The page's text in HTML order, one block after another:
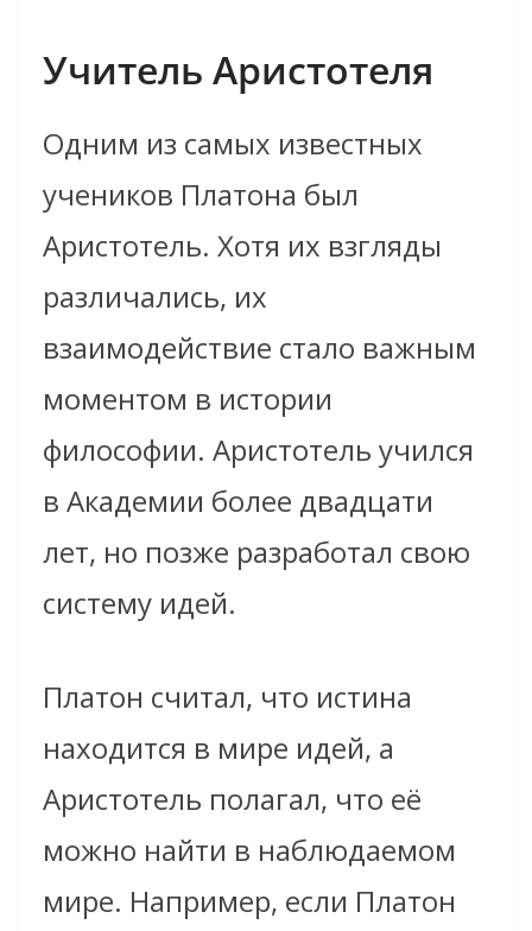
Учитель Аристотеля
Одним из самых известных
учеников Платона был
Аристотель. Хотя их взгляды
различались, их
взаимодействие стало важным
моментом в истории
философии. Аристотель учился
в Академии более двадцати
лет, но позже разработал свою
систему идей.
Платон считал, что истина
находится в мире идей, а
Аристотель полагал, что её
можно найти в наблюдаемом
мире. Например, если Платон